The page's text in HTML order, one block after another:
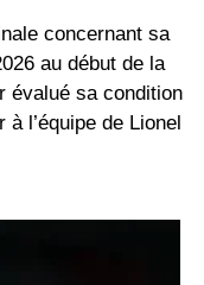
concernant sa
au début de la
évalué sa condition
l’équipe de Lionel